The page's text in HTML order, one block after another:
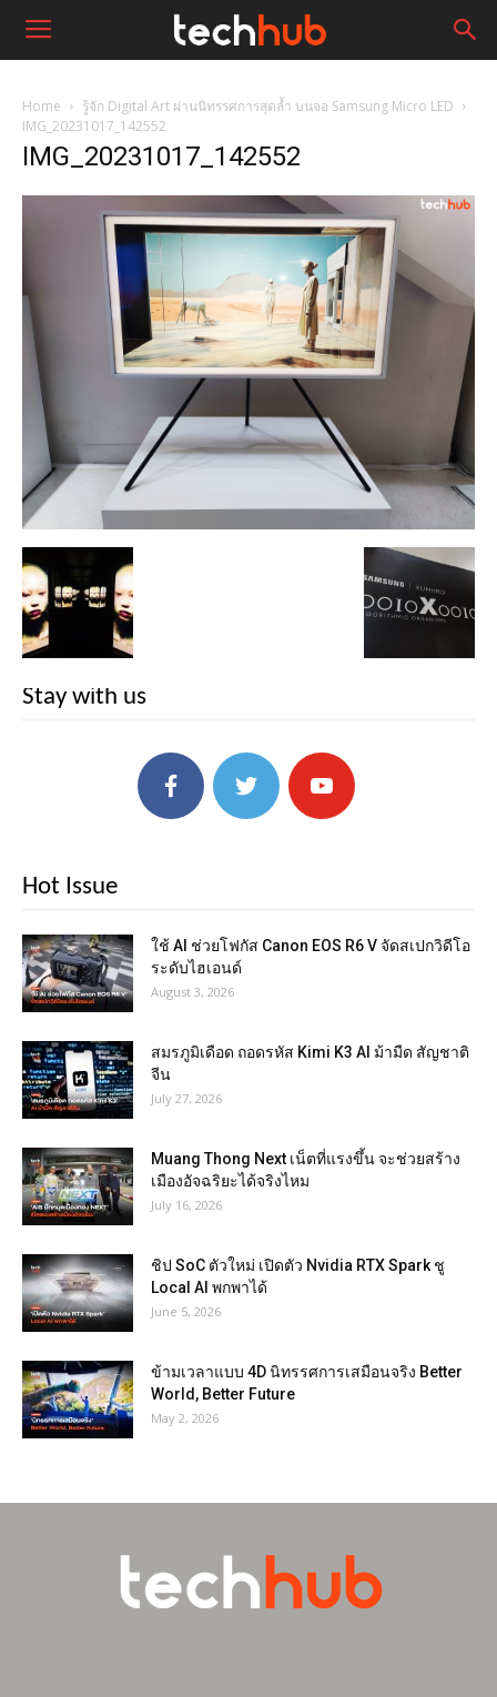
Home
รู้จัก Digital Art ผ่านนิทรรศการสุดล้ำ บนจอ Samsung Micro LED
IMG_20231017_142552
IMG_20231017_142552
Stay with us
Hot Issue
ใช้ AI ช่วยโฟกัส Canon EOS R6 V จัดสเปกวิดีโอ
ระดับไฮเอนด์
August 3, 2026
สมรภูมิเดือด ถอดรหัส Kimi K3 AI ม้ามืด สัญชาติ
จีน
July 27, 2026
Muang Thong Next เน็ตที่แรงขึ้น จะช่วยสร้าง
เมืองอัจฉริยะได้จริงไหม
July 16, 2026
ชิป SoC ตัวใหม่ เปิดตัว Nvidia RTX Spark ชู
Local AI พกพาได้
June 5, 2026
ข้ามเวลาแบบ 4D นิทรรศการเสมือนจริง Better
World, Better Future
May 2, 2026